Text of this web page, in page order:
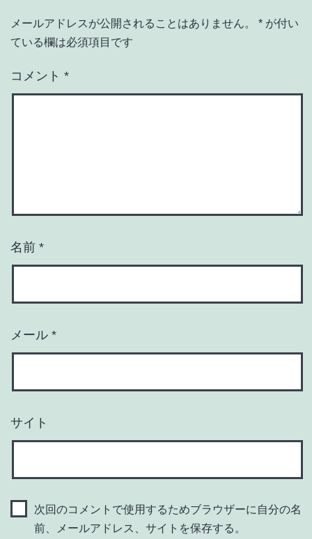
メールアドレスが公開されることはありません。 * が付い
ている欄は必須項目です
コメント *
名前 *
メール *
サイト
次回のコメントで使用するためブラウザーに自分の名
前、メールアドレス、サイトを保存する。